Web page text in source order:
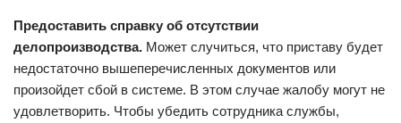
Предоставить справку об отсутствии
делопроизводства. Может случиться, что приставу будет
недостаточно вышеперечисленных документов или
произойдет сбой в системе. В этом случае жалобу могут не
удовлетворить. Чтобы убедить сотрудника службы,